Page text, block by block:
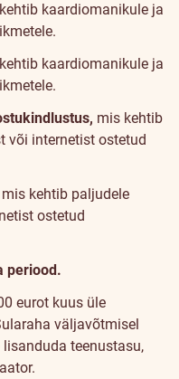
kaardiomanikule ja
kaardiomanikule ja
, mis kehtib
või internetist ostetud
mis kehtib paljudele
ostetud
periood.
eurot kuus üle
väljavõtmisel
teenustasu,